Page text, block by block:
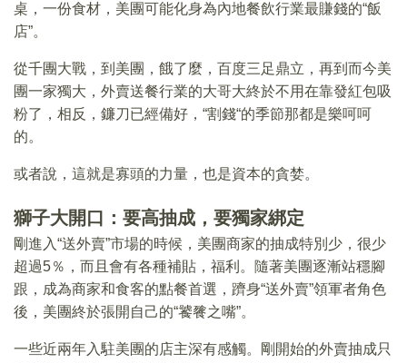
桌，一份食材，美團可能化身為內地餐飲行業最賺錢的“飯
店”。
從千團大戰，到美團，餓了麼，百度三足鼎立，再到而今美
團一家獨大，外賣送餐行業的大哥大終於不用在靠發紅包吸
粉了，相反，鐮刀已經備好，“割錢“的季節那都是樂呵呵
的。
或者說，這就是寡頭的力量，也是資本的貪婪。
獅子大開口：要高抽成，要獨家綁定
剛進入“送外賣”市場的時候，美團商家的抽成特別少，很少
超過5％，而且會有各種補貼，福利。隨著美團逐漸站穩腳
跟，成為商家和食客的點餐首選，躋身“送外賣”領軍者角色
後，美團終於張開自己的“饕餮之嘴”。
一些近兩年入駐美團的店主深有感觸。剛開始的外賣抽成只